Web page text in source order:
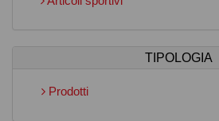
TIPOLOGIA
Prodotti